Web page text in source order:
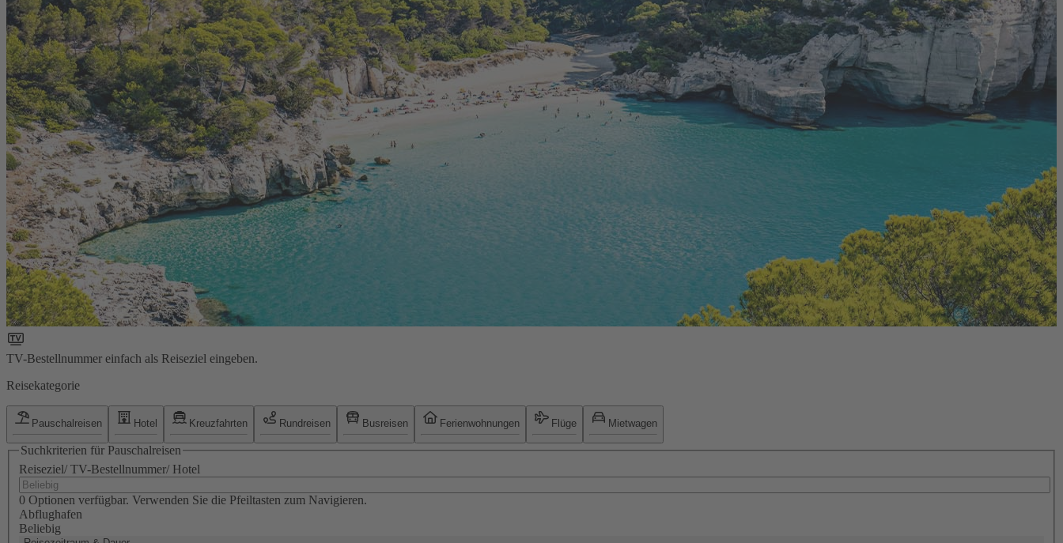
TV-Bestellnummer einfach als Reiseziel eingeben.
Reisekategorie
Pauschalreisen Hotel Kreuzfahrten Rundreisen Busreisen Ferienwohnungen Flüge Mietwagen
Suchkriterien für Pauschalreisen
Reiseziel/ TV-Bestellnummer/ Hotel
0 Optionen verfügbar. Verwenden Sie die Pfeiltasten zum Navigieren.
Abflughafen
Beliebig